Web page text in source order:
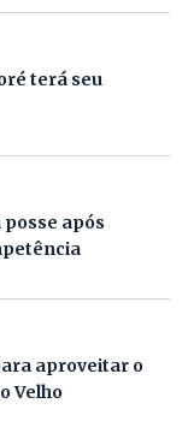
terá seu
após
aproveitar o
Velho